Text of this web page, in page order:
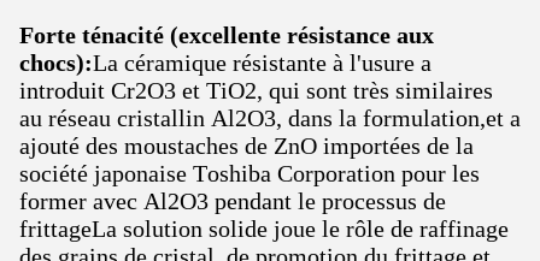
Forte ténacité (excellente résistance aux
chocs):La céramique résistante à l'usure a
introduit Cr2O3 et TiO2, qui sont très similaires
au réseau cristallin Al2O3, dans la formulation,et a
ajouté des moustaches de ZnO importées de la
société japonaise Toshiba Corporation pour les
former avec Al2O3 pendant le processus de
frittageLa solution solide joue le rôle de raffinage